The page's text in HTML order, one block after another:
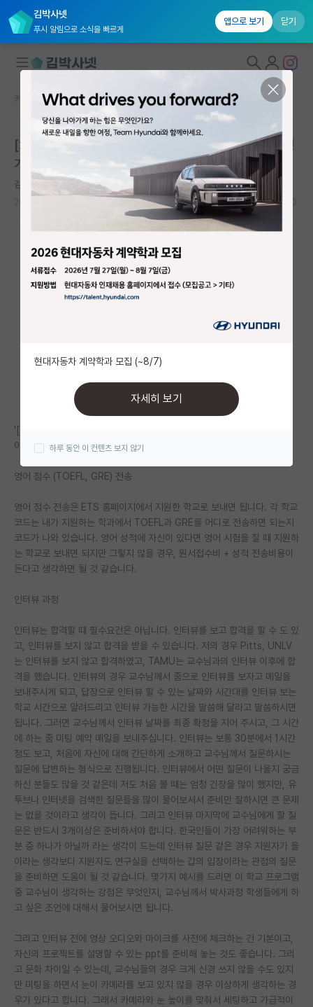
김박사넷
푸시 알림으로 소식을 빠르게
앱으로 보기 닫기
대학원생 모집
연구실&오픈랩
커뮤니티 홈
전체글보기
베스트 게시판
미국 유학 게시판
미국 대학원 합격 후기 게시판
대학원 합격 후기 게시판
연구실(PI) 홍보 게시판
석박사 채용 정보 게시판
임용 정보 게시판
학부 인턴 게시판
취업 게시판
PI 전용 게시판
인문사회 계열 게시판
특수/전문대학원 게시판
반도체/AI 게시판
장학금/장학생 게시판
학술 정보 게시판
홍보 게시판
커리어
유학교육
이벤트
재팬라운지 🌸
커뮤니티 홈 미국 대학원 합격 후기 게시판
[2022 가을학기 Texas A&M 입학] 미국유학 재수 도전
기 - 4편
김박사넷 유학교육
'[2022년 가을학기 Texas A&M 입학] 미국유학 재수 도전기 - 3편'에서
이어집니다.
영어 점수 (TOEFL, GRE) 전송
영어 점수 전송은 ETS 홈페이지에서 지원한 학교로 보내면 됩니다. 각 학교
코드는 내가 지원하는 학과에서 TOEFL과 GRE를 어디로 전송하면 되는지
코드가 나와 있습니다. 영어 성적에 자신이 있다면 영어 시험을 칠 때 지원하
는 학교로 보내면 되지만 그렇지 않을 경우, 원서접수비 + 성적 전송비용이
든다고 생각하면 될 것 같습니다.
인터뷰 과정
인터뷰는 합격할 때 필수요건은 아닙니다. 인터뷰를 보고 합격을 할 수 도 있
고, 인터뷰를 보지 않고 합격을 받을 수 있습니다. 저의 경우 Pitts, UNLV
는 인터뷰를 보지 않고 합격하였고, TAMU는 교수님과의 인터뷰 이후에 합
격을 했습니다. 인터뷰의 경우 교수님께서 줌으로 인터뷰를 보자고 메일을
보내주시게 되고, 답장으로 인터뷰 할 수 있는 날짜와 시간대를 인터뷰 보는
학교 시간으로 알려드리고 인터뷰 가능한 시간을 말씀해 달라고 말씀하시면
됩니다. 그러면 교수님께서 인터뷰 날짜를 최종 확정을 지어 주시고, 그 시간
에 하는 줌 미팅 예약 메일을 보내주십니다. 인터뷰는 보통 30분에서 1시간
정도 보고, 처음에 자신에 대해 간단하게 소개하고 교수님께서 질문하시는
질문에 답변하는 형식으로 진행됩니다. 인터뷰에서 어떤 질문이 나올지 궁금
하신 분들도 많을 것 같은데 저도 처음 볼 때는 엄청 긴장을 많이 했지만, 유
투브나 인터넷을 검색한 질문들을 많이 물어보셔서 준비만 잘하시면 큰 문제
는 없을 것이라고 생각이 듭니다. 그리고 인터뷰 마지막에 교수님에게 할 질
문은 반드시 3개이상은 준비하셔야 합니다. 한국인들이 가장 어려워하는 부
분 중 하나가 아닐까 라는 생각이 드는데 인터뷰 질문 같은 경우 지원자가 을
이라는 생각보다 지원자도 연구실을 선택하는 갑의 입장이라는 관점의 질문
을 준비하면 도움이 될 것 같습니다. 몇가지 예시를 드리면 이 학교 프로그램
중 교수님이 생각하는 강점은 무엇인지, 교수님께서 박사과정 학생들에게 하
고 싶은 조언에 대해서 물어보시면 됩니다.
그리고 인터뷰 전에 영상 오디오와 마이크를 사전에 체크하는 건 기본이고,
자신의 프로젝트를 설명할 수 있는 ppt를 준비해 놓는 것도 좋습니다. 그리
고 문화 차이일 수 있는데, 교수님들의 경우 크게 신경 쓰지 않을 수도 있지
만 미팅을 하면서 눈이 카메라를 보고 있지 않을 경우 이상하게 생각하는 경
우가 있다고 합니다. 그래서 카메라와 눈 높이를 맞춰서 세팅하고 가급적이
현대자동차 계약학과 모집 (~8/7)
자세히 보기
하루 동안 이 컨텐츠 보지 않기